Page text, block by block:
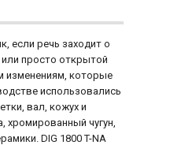
если речь заходит о
просто открытой
изменениям, которые
использовались
вал, кожух и
хромированный чугун,
DIG 1800 T-NA